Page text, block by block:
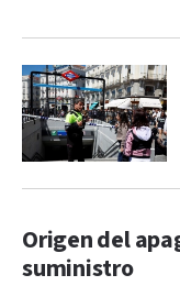
Origen del
suministro